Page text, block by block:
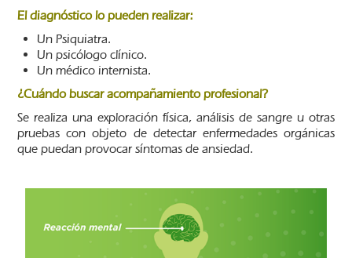
El diagnóstico lo pueden realizar:
Un Psiquiatra.
Un psicólogo clínico.
Un médico internista.
¿Cuándo buscar acompañamiento profesional?
Se realiza una exploración física, análisis de sangre u otras
pruebas con objeto de detectar enfermedades orgánicas
que puedan provocar síntomas de ansiedad.